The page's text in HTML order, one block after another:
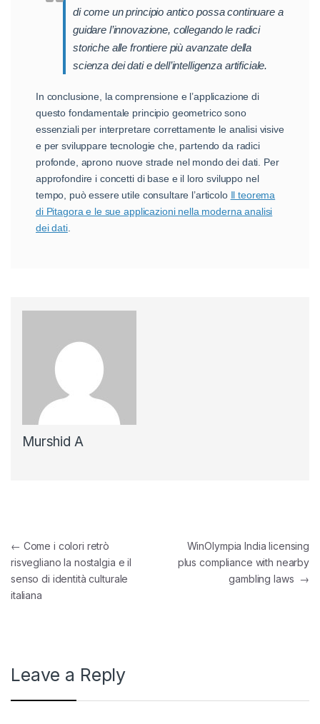
di come un principio antico possa continuare a
guidare l’innovazione, collegando le radici
storiche alle frontiere più avanzate della
scienza dei dati e dell’intelligenza artificiale.
In conclusione, la comprensione e l’applicazione di
questo fondamentale principio geometrico sono
essenziali per interpretare correttamente le analisi visive
e per sviluppare tecnologie che, partendo da radici
profonde, aprono nuove strade nel mondo dei dati. Per
approfondire i concetti di base e il loro sviluppo nel
tempo, può essere utile consultare l’articolo Il teorema
di Pitagora e le sue applicazioni nella moderna analisi
dei dati.
Murshid A
Post navigation
← Come i colori retrò
risvegliano la nostalgia e il
senso di identità culturale
italiana
WinOlympia India licensing
plus compliance with nearby
gambling laws →
Leave a Reply